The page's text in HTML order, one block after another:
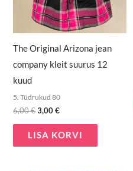
The Original Arizona jean
company kleit suurus 12
kuud
5. Tüdrukud 80
6,00€3,00€
LISA KORVI